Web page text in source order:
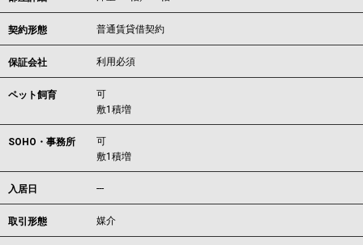
契約形態 普通賃貸借契約
保証会社 利用必須
ペット飼育
可
敷1積増
SOHO・事務所
可
敷1積増
入居日 ---
取引形態 媒介